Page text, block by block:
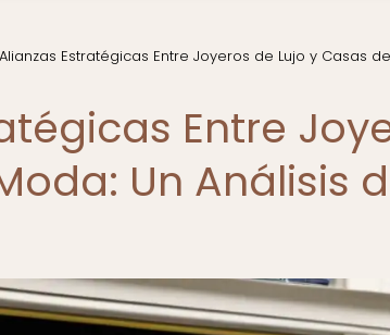
Estratégicas Entre Joyeros de Lujo y Casas
Entre
Un Análisis